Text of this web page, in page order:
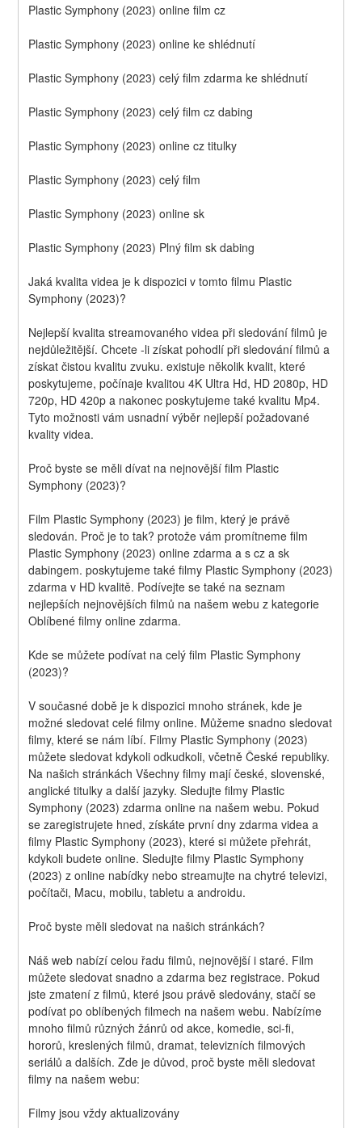
Plastic Symphony (2023) online film cz
Plastic Symphony (2023) online ke shlédnutí
Plastic Symphony (2023) celý film zdarma ke shlédnutí
Plastic Symphony (2023) celý film cz dabing
Plastic Symphony (2023) online cz titulky
Plastic Symphony (2023) celý film
Plastic Symphony (2023) online sk
Plastic Symphony (2023) Plný film sk dabing
Jaká kvalita videa je k dispozici v tomto filmu Plastic
Symphony (2023)?
Nejlepší kvalita streamovaného videa při sledování filmů je
nejdůležitější. Chcete -li získat pohodlí při sledování filmů a
získat čistou kvalitu zvuku. existuje několik kvalit, které
poskytujeme, počínaje kvalitou 4K Ultra Hd, HD 2080p, HD
720p, HD 420p a nakonec poskytujeme také kvalitu Mp4.
Tyto možnosti vám usnadní výběr nejlepší požadované
kvality videa.
Proč byste se měli dívat na nejnovější film Plastic
Symphony (2023)?
Film Plastic Symphony (2023) je film, který je právě
sledován. Proč je to tak? protože vám promítneme film
Plastic Symphony (2023) online zdarma a s cz a sk
dabingem. poskytujeme také filmy Plastic Symphony (2023)
zdarma v HD kvalitě. Podívejte se také na seznam
nejlepších nejnovějších filmů na našem webu z kategorie
Oblíbené filmy online zdarma.
Kde se můžete podívat na celý film Plastic Symphony
(2023)?
V současné době je k dispozici mnoho stránek, kde je
možné sledovat celé filmy online. Můžeme snadno sledovat
filmy, které se nám líbí. Filmy Plastic Symphony (2023)
můžete sledovat kdykoli odkudkoli, včetně České republiky.
Na našich stránkách Všechny filmy mají české, slovenské,
anglické titulky a další jazyky. Sledujte filmy Plastic
Symphony (2023) zdarma online na našem webu. Pokud
se zaregistrujete hned, získáte první dny zdarma videa a
filmy Plastic Symphony (2023), které si můžete přehrát,
kdykoli budete online. Sledujte filmy Plastic Symphony
(2023) z online nabídky nebo streamujte na chytré televizi,
počítači, Macu, mobilu, tabletu a androidu.
Proč byste měli sledovat na našich stránkách?
Náš web nabízí celou řadu filmů, nejnovější i staré. Film
můžete sledovat snadno a zdarma bez registrace. Pokud
jste zmatení z filmů, které jsou právě sledovány, stačí se
podívat po oblíbených filmech na našem webu. Nabízíme
mnoho filmů různých žánrů od akce, komedie, sci-fi,
hororů, kreslených filmů, dramat, televizních filmových
seriálů a dalších. Zde je důvod, proč byste měli sledovat
filmy na našem webu:
Filmy jsou vždy aktualizovány